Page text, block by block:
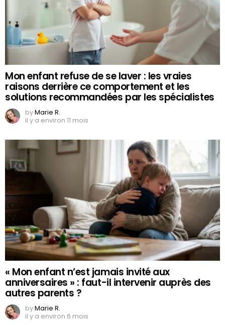
Mon enfant refuse de se laver : les vraies
raisons derrière ce comportement et les
solutions recommandées par les spécialistes
byMarie R.
il y a environ 11 mois
« Mon enfant n’est jamais invité aux
anniversaires » : faut-il intervenir auprès des
autres parents ?
byMarie R.
il y a environ 6 mois